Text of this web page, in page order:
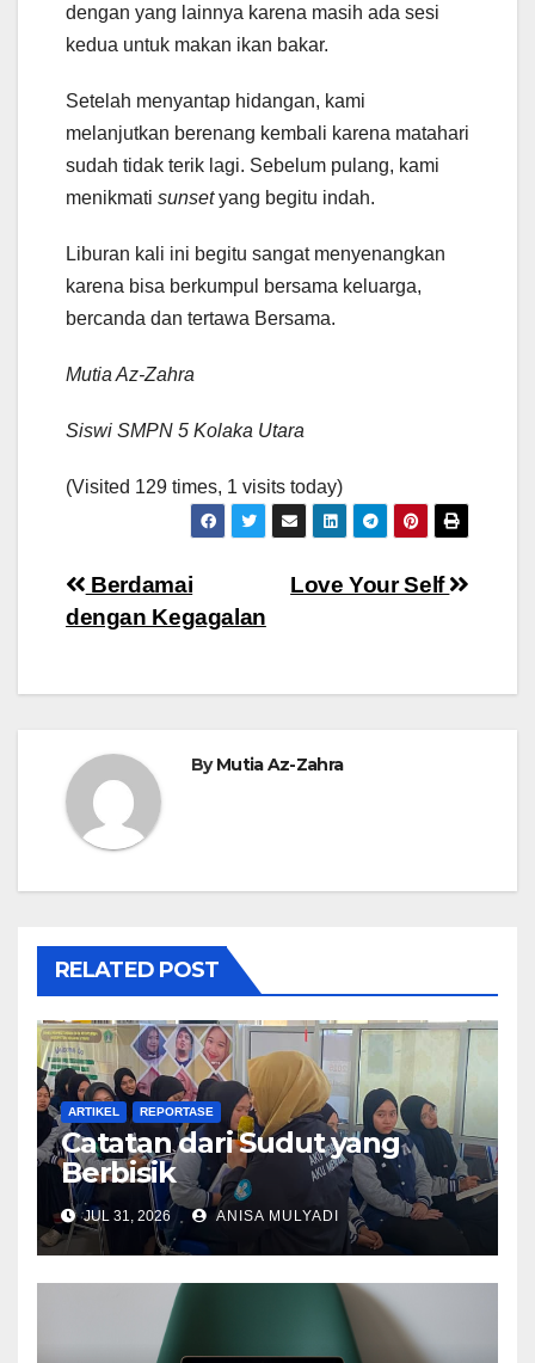
dengan yang lainnya karena masih ada sesi
kedua untuk makan ikan bakar.
Setelah menyantap hidangan, kami
melanjutkan berenang kembali karena matahari
sudah tidak terik lagi. Sebelum pulang, kami
menikmati sunsetyang begitu indah.
Liburan kali ini begitu sangat menyenangkan
karena bisa berkumpul bersama keluarga,
bercanda dan tertawa Bersama.
Mutia Az-Zahra
Siswi SMPN 5 Kolaka Utara
(Visited 129 times, 1 visits today)
Navigasi
pos
Love Your Self
Berdamai
dengan Kegagalan
ByMutia Az-Zahra
RELATED POST
ARTIKEL REPORTASE
Catatan dari Sudut yang
Berbisik
JUL 31, 2026 ANISA MULYADI